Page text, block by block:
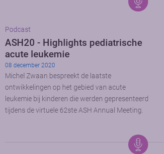
Podcast
ASH20 - Highlights pediatrische
acute leukemie
08 december 2020
Michel Zwaan bespreekt de laatste
ontwikkelingen op het gebied van acute
leukemie bij kinderen die werden gepresenteerd
tijdens de virtuele 62ste ASH Annual Meeting.